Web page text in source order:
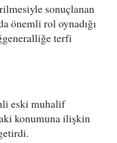
sonuçlanan
önemli rol oynadığı
terfi
eski muhalif
konumuna ilişkin